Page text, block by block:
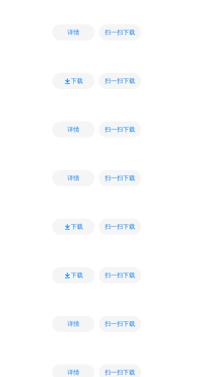
详情 扫一扫下载
下载 扫一扫下载
详情 扫一扫下载
详情 扫一扫下载
下载 扫一扫下载
下载 扫一扫下载
详情 扫一扫下载
详情 扫一扫下载